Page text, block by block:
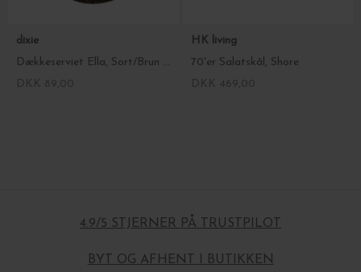
dixie
Dækkeserviet Ella, Sort/Brun Ø:38
HK living
70'er Salatskål, Shore
4.9/5 STJERNER PÅ TRUSTPILOT
BYT OG AFHENT I BUTIKKEN